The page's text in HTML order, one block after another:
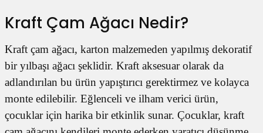
Kraft Çam Ağacı Nedir?
Kraft çam ağacı, karton malzemeden yapılmış dekoratif
bir yılbaşı ağacı şeklidir. Kraft aksesuar olarak da
adlandırılan bu ürün yapıştırıcı gerektirmez ve kolayca
monte edilebilir. Eğlenceli ve ilham verici ürün,
çocuklar için harika bir etkinlik sunar. Çocuklar, kraft